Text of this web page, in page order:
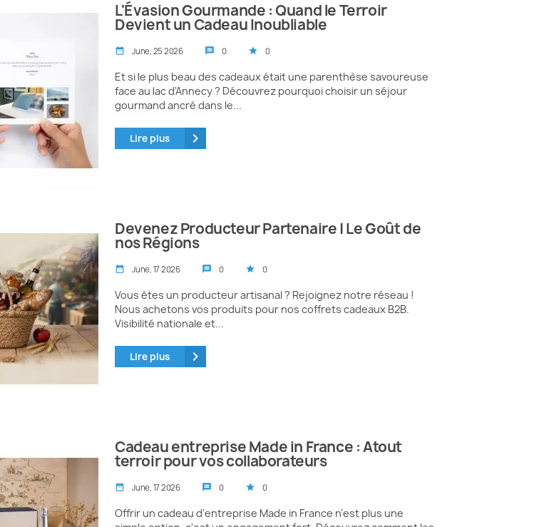
L'Évasion Gourmande : Quand le Terroir
Devient un Cadeau Inoubliable
date_range June, 25 2026 message 0 star 0
Et si le plus beau des cadeaux était une parenthèse savoureuse
face au lac d'Annecy ? Découvrez pourquoi choisir un séjour
gourmand ancré dans le...
Lire plus keyboard_arrow_right
Devenez Producteur Partenaire | Le Goût de
nos Régions
date_range June, 17 2026 message 0 star 0
Vous êtes un producteur artisanal ? Rejoignez notre réseau !
Nous achetons vos produits pour nos coffrets cadeaux B2B.
Visibilité nationale et...
Lire plus keyboard_arrow_right
Cadeau entreprise Made in France : Atout
terroir pour vos collaborateurs
date_range June, 17 2026 message 0 star 0
Offrir un cadeau d'entreprise Made in France n'est plus une